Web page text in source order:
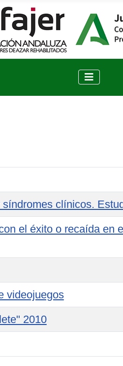
clínicos.
el éxito o recaída en
videojuegos
2010